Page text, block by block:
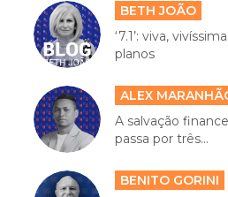
BETH JOÃO
‘7.1’: viva,
planos
ALEX
A salvação
passa por três...
BENITO GORINI